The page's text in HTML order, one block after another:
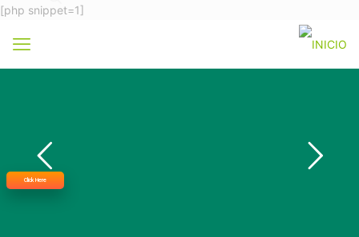
[php snippet=1]
Click Here